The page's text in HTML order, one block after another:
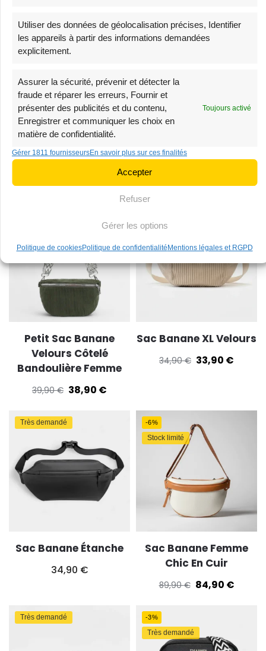
Utiliser des données de géolocalisation précises, Identifier
les appareils à partir des informations demandées
explicitement.
Assurer la sécurité, prévenir et détecter la
fraude et réparer les erreurs, Fournir et
présenter des publicités et du contenu,
Enregistrer et communiquer les choix en
matière de confidentialité.
Toujours activé
Gérer 1811 fournisseursEn savoir plus sur ces finalités
Accepter
Refuser
Gérer les options
Politique de cookiesPolitique de confidentialité Mentions légales et RGPD
Côtelé Beige
Stock limité
Cuir
Petit Sac Banane
Velours Côtelé
Bandoulière Femme
39,90€ 38,90 €
Très demandé
Sac Banane XL Velours
34,90€ 33,90 €
Très demandé
Sac Banane Étanche
34,90 €
-6%
Stock limité
Sac Banane Femme
Chic En Cuir
89,90€ 84,90 €
Très demandé -3%
Très demandé